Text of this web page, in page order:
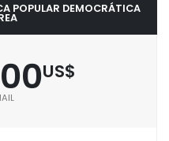
POPULAR DEMOCRÁTICA
US$